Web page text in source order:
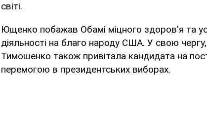
світі.
Ющенко побажав Обамі міцного здоров'я та
діяльності на благо народу США. У свою
Тимошенко також привітала кандидата на
перемогою в президентських виборах.